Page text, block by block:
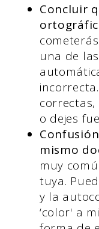
Concluir
una de
o dejes
mismo
muy
tuya.
y la
‘color' a